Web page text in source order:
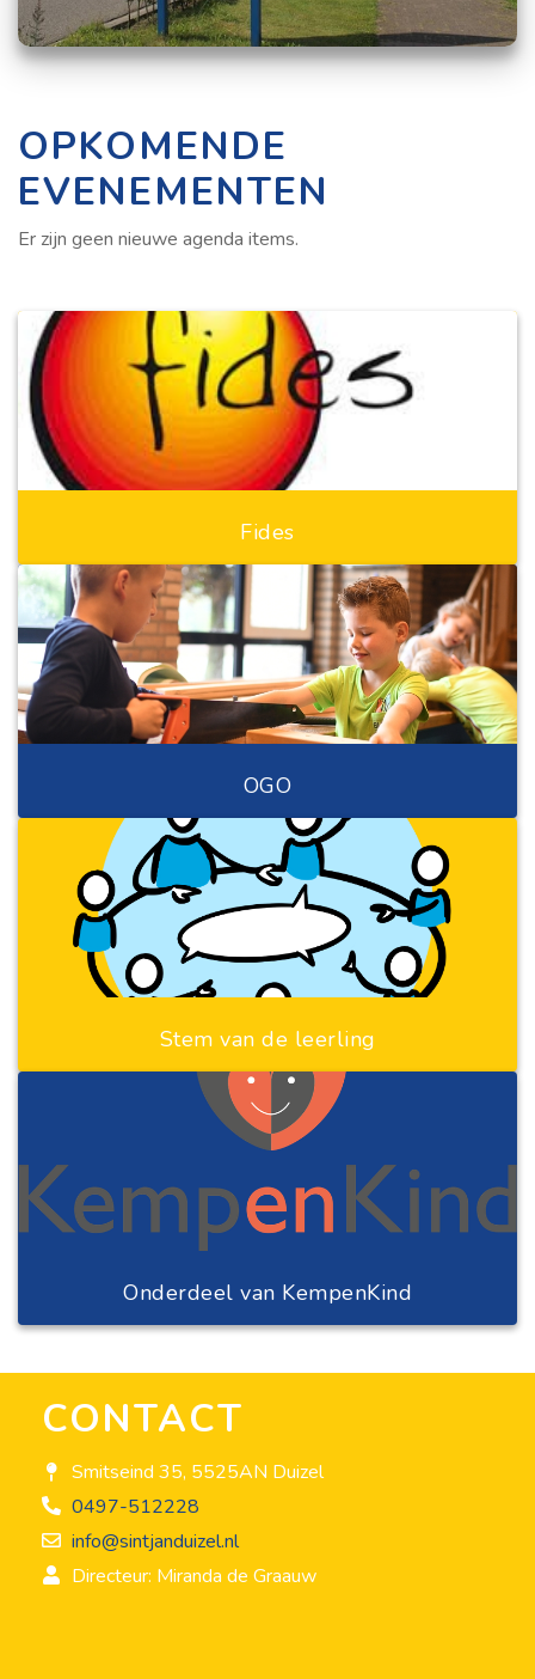
OPKOMENDE
EVENEMENTEN
Er zijn geen nieuwe agenda items.
Fides
OGO
Stem van de leerling
Onderdeel van KempenKind
CONTACT
Smitseind 35, 5525AN Duizel
0497-512228
info@sintjanduizel.nl
Directeur: Miranda de Graauw